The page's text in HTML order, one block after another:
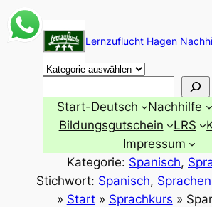
Zum
Inhalt
springen
Lernzuflucht Hagen
Start-Deutsch Nachhilfe
Bildungsgutschein
LRS
Impressum
Kategorie: Spanisch,
Stichwort: Spanisch, Sprachen
» Start» Sprachkurs »